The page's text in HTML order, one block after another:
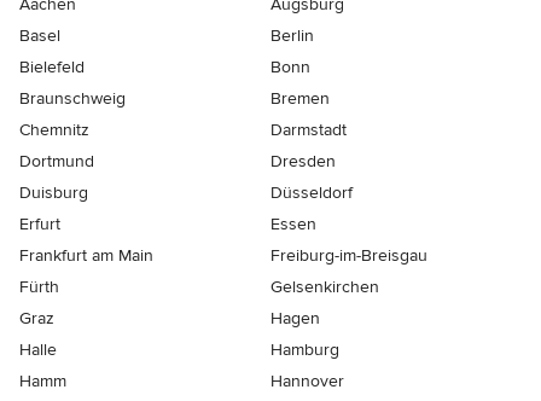
Aachen
Augsburg
Basel
Berlin
Bielefeld
Bonn
Braunschweig
Bremen
Chemnitz
Darmstadt
Dortmund
Dresden
Duisburg
Düsseldorf
Erfurt
Essen
Frankfurt am Main
Freiburg-im-Breisgau
Fürth
Gelsenkirchen
Graz
Hagen
Halle
Hamburg
Hamm
Hannover